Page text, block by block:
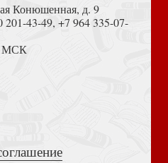
период
и правда России (2024)
Конюшенная, д. 9
201-43-49, +7 964 335-07-
МСК